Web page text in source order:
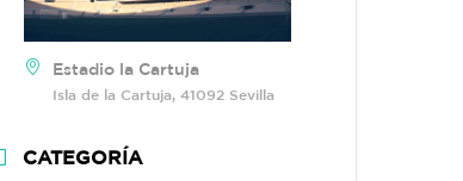
Estadio la Cartuja
Isla de la Cartuja, 41092 Sevilla
CATEGORÍA